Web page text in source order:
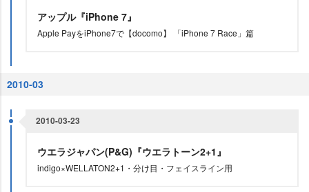
アップル『iPhone 7』
Apple PayをiPhone7で【docomo】 「iPhone 7 Race」篇
2010-03
2010-03-23
ウエラジャパン(P&G)『ウエラトーン2+1』
indigo×WELLATON2+1・分け目・フェイスライン用